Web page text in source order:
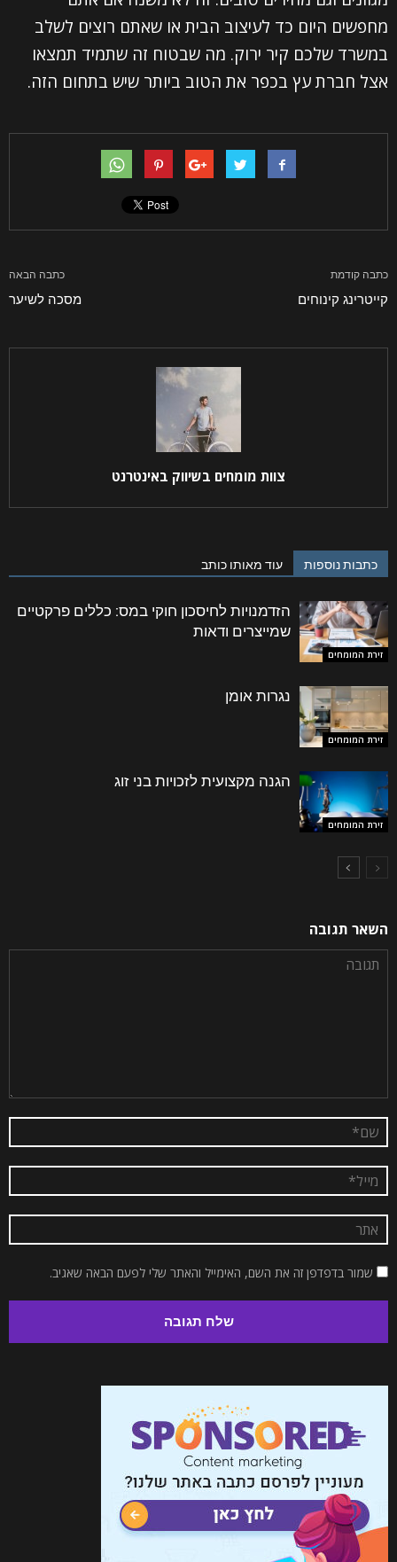
מחפשים היום כד לעיצוב הבית או שאתם רוצים לשלב
במשרד שלכם קיר ירוק. מה שבטוח זה שתמיד תמצאו
אצל חברת עץ בכפר את הטוב ביותר שיש בתחום הזה.
כתבה קודמת
קייטרינג קינוחים
כתבה הבאה
מסכה לשיער
צוות מומחים בשיווק באינטרנט
כתבות נוספות עוד מאותו כותב
זירת המומחים
הזדמנויות לחיסכון חוקי במס: כללים פרקטיים
שמייצרים ודאות
זירת המומחים
נגרות אומן
זירת המומחים
הגנה מקצועית לזכויות בני זוג
השאר תגובה
שמור בדפדפן זה את השם, האימייל והאתר שלי לפעם הבאה שאגיב.
השם שלך (חובה)
האימייל שלך (חובה)
הטלפון שלך (חובה)
נושא
ההודעה שלך
ומסכים/ה לשמירת המידע לצורך טיפול בפנייתי (חובה)